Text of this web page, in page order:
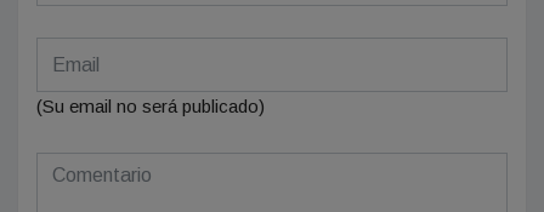
(Su email no será publicado)